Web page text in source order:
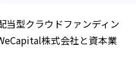
当型クラウドファンディン
株式会社と資本業